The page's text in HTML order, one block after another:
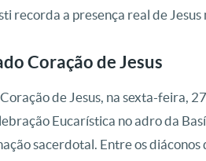
recorda a presença real de Jesus
Coração de Jesus
de Jesus, na sexta-feira,
Eucarística no adro da
sacerdotal. Entre os diáconos